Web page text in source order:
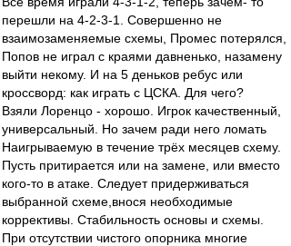
перешли на 4-2-3-1. Совершенно не
взаимозаменяемые схемы, Промес потерялся,
Попов не играл с краями давненько, назамену
выйти некому. И на 5 деньков ребус или
кроссворд: как играть с ЦСКА. Для чего?
Взяли Лоренцо - хорошо. Игрок качественный,
универсальный. Но зачем ради него ломать
Наигрываемую в течение трёх месяцев схему.
Пусть притирается или на замене, или вместо
кого-то в атаке. Следует придерживаться
выбранной схеме,внося необходимые
коррективы. Стабильность основы и схемы.
При отсутствии чистого опорника многие